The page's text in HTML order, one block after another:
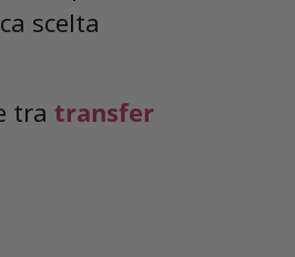
scelta
tra transfer